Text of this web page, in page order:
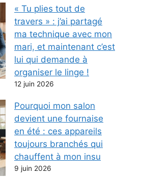
« Tu plies tout de
travers » : j’ai partagé
ma technique avec mon
mari, et maintenant c’est
lui qui demande à
organiser le linge !
12 juin 2026
Pourquoi mon salon
devient une fournaise
en été : ces appareils
toujours branchés qui
chauffent à mon insu
9 juin 2026